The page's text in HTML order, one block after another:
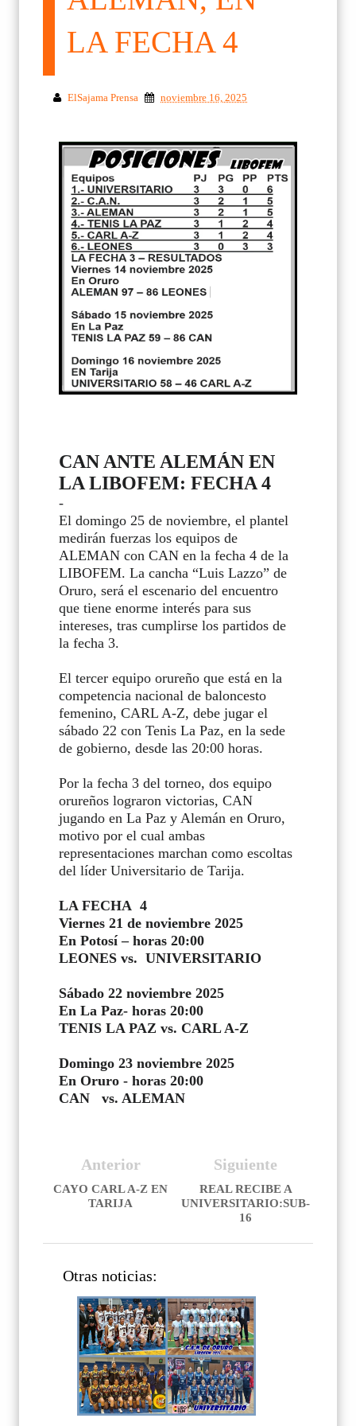
LA FECHA 4
ElSajama Prensa noviembre 16, 2025
CAN ANTE ALEMÁN EN
LA LIBOFEM: FECHA 4
-
El domingo 25 de noviembre, el plantel
medirán fuerzas los equipos de
ALEMAN con CAN en la fecha 4 de la
LIBOFEM. La cancha “Luis Lazzo” de
Oruro, será el escenario del encuentro
que tiene enorme interés para sus
intereses, tras cumplirse los partidos de
la fecha 3.
El tercer equipo orureño que está en la
competencia nacional de baloncesto
femenino, CARL A-Z, debe jugar el
sábado 22 con Tenis La Paz, en la sede
de gobierno, desde las 20:00 horas.
Por la fecha 3 del torneo, dos equipo
orureños lograron victorias, CAN
jugando en La Paz y Alemán en Oruro,
motivo por el cual ambas
representaciones marchan como escoltas
del líder Universitario de Tarija.
LA FECHA 4
Viernes 21 de noviembre 2025
En Potosí – horas 20:00
LEONES vs. UNIVERSITARIO
Sábado 22 noviembre 2025
En La Paz- horas 20:00
TENIS LA PAZ vs. CARL A-Z
Domingo 23 noviembre 2025
En Oruro - horas 20:00
CAN vs. ALEMAN
Siguiente
REAL RECIBE A
UNIVERSITARIO:SUB-
16
Anterior
CAYO CARL A-Z EN
TARIJA
Otras noticias: